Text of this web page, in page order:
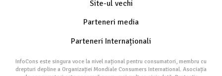
Site-ul vechi
Parteneri media
Parteneri Internaționali
InfoCons este singura voce la nivel național pentru consumatori, membru cu
drepturi depline a Organizației Mondiale Consumers International. Asociația